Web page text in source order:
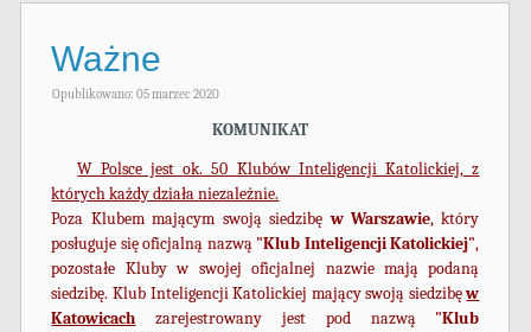
Ważne
Opublikowano: 05 marzec 2020
KOMUNIKAT
W Polsce jest ok. 50 Klubów Inteligencji Katolickiej, z
których każdy działa niezależnie.
Poza Klubem mającym swoją siedzibęw Warszawie, który
posługuje się oficjalną nazwą "Klub Inteligencji Katolickiej",
pozostałe Kluby w swojej oficjalnej nazwie mają podaną
siedzibę. Klub Inteligencji Katolickiej mający swoją siedzibęw
Katowicach zarejestrowany jest pod nazwą "Klub